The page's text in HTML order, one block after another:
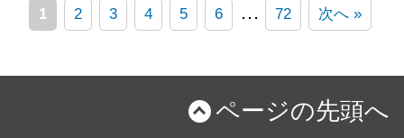
1 2 3 4 5 6 … 72 次へ »
ページの先頭へ